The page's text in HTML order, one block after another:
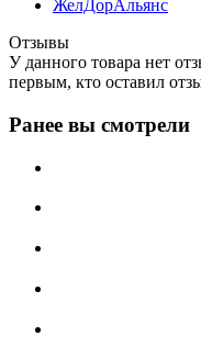
ЖелДорАльянс
Отзывы
У данного товара нет
первым, кто оставил
Ранее вы смотрели